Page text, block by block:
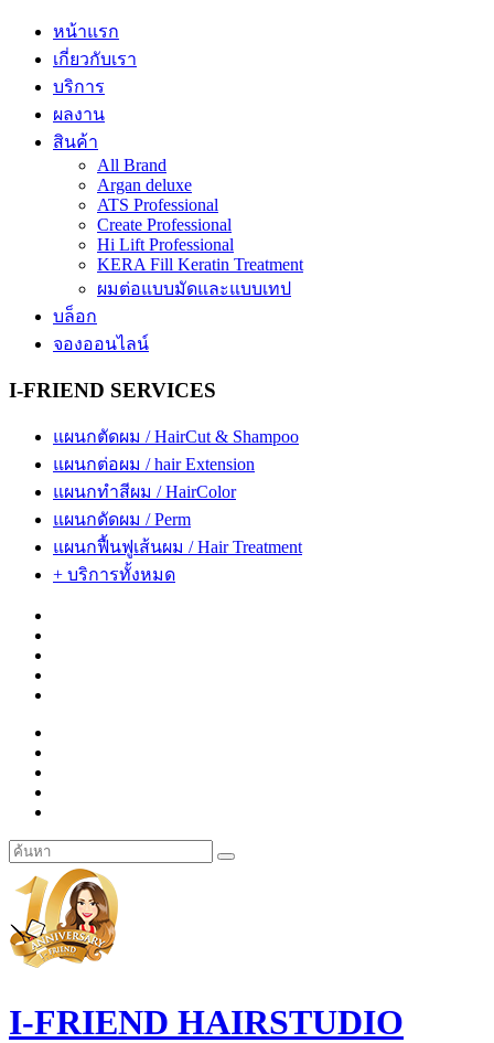
หน้าแรก
เกี่ยวกับเรา
บริการ
ผลงาน
สินค้า
All Brand
Argan deluxe
ATS Professional
Create Professional
Hi Lift Professional
KERA Fill Keratin Treatment
ผมต่อแบบมัดและแบบเทป
บล็อก
จองออนไลน์
I-FRIEND SERVICES
แผนกตัดผม / HairCut & Shampoo
แผนกต่อผม / hair Extension
แผนกทำสีผม / HairColor
แผนกดัดผม / Perm
แผนกฟื้นฟูเส้นผม / Hair Treatment
+ บริการทั้งหมด
I-FRIEND HAIRSTUDIO